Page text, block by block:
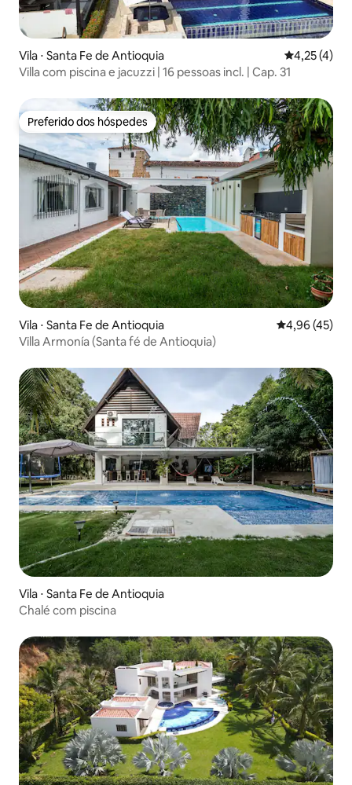
Vila ⋅ Santa Fe de Antioquia 4,25 de
4,25 (4)
Villa com piscina e jacuzzi | 16 pessoas incl. | Cap. 31
Preferido dos hóspedes
Preferido dos hóspedes
Vila ⋅ Santa Fe de Antioquia 4,96 de uma
4,96 (45)
Villa Armonía (Santa fé de Antioquia)
Vila ⋅ Santa Fe de Antioquia
Chalé com piscina